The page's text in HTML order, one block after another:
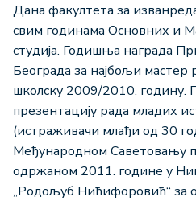
Дана факултета за
свим годинама Основних и
студија. Годишња награда
Београда за најбољи мастер
школску 2009/2010. годину.
презентацију рада младих
(истраживачи млађи од 30
Међународном Саветовању
одржаном 2011. године у
„Родољуб Нићифоровић“ за